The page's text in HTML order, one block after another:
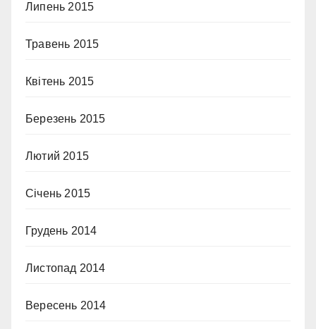
Липень 2015
Травень 2015
Квітень 2015
Березень 2015
Лютий 2015
Січень 2015
Грудень 2014
Листопад 2014
Вересень 2014